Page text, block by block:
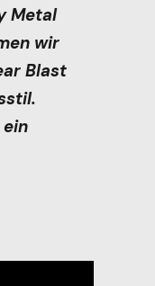
Metal
wir
Blast